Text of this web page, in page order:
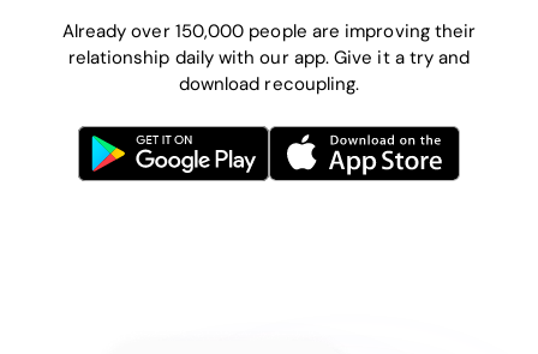
Already over 150,000 people are improving their
relationship daily with our app. Give it a try and
download recoupling.